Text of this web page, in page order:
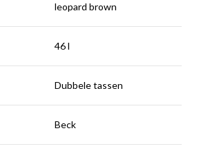
leopard brown
46 l
Dubbele tassen
Beck